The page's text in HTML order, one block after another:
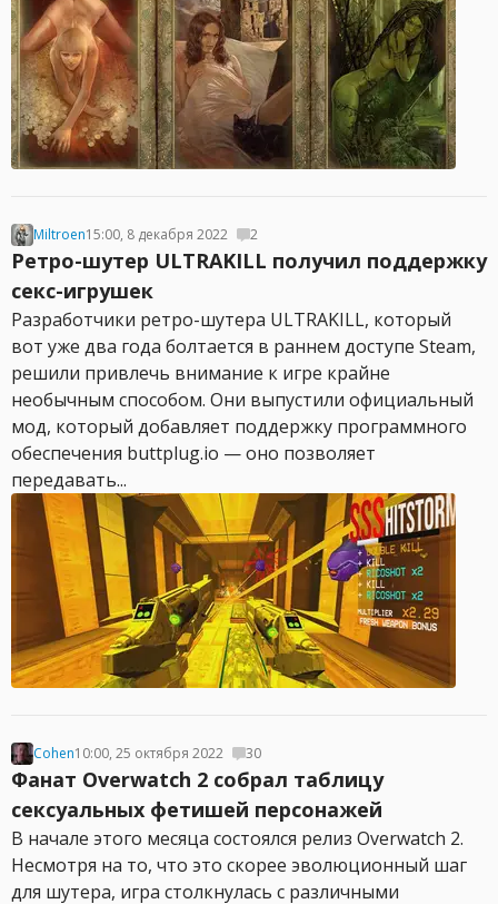
Miltroen15:00, 8 декабря 2022 2
Ретро-шутер ULTRAKILL получил поддержку
секс-игрушек
Разработчики ретро-шутера ULTRAKILL, который
вот уже два года болтается в раннем доступе Steam,
решили привлечь внимание к игре крайне
необычным способом. Они выпустили официальный
мод, который добавляет поддержку программного
обеспечения buttplug.io — оно позволяет
передавать...
Cohen10:00, 25 октября 2022 30
Фанат Overwatch 2 собрал таблицу
сексуальных фетишей персонажей
В начале этого месяца состоялся релиз Overwatch 2.
Несмотря на то, что это скорее эволюционный шаг
для шутера, игра столкнулась с различными